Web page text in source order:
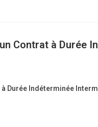
Contrat à Durée
Durée Indéterminée